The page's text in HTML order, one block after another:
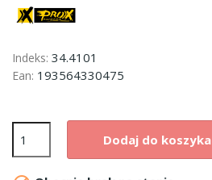
Indeks: 34.4101
Ean: 193564330475
Dodaj do koszyka